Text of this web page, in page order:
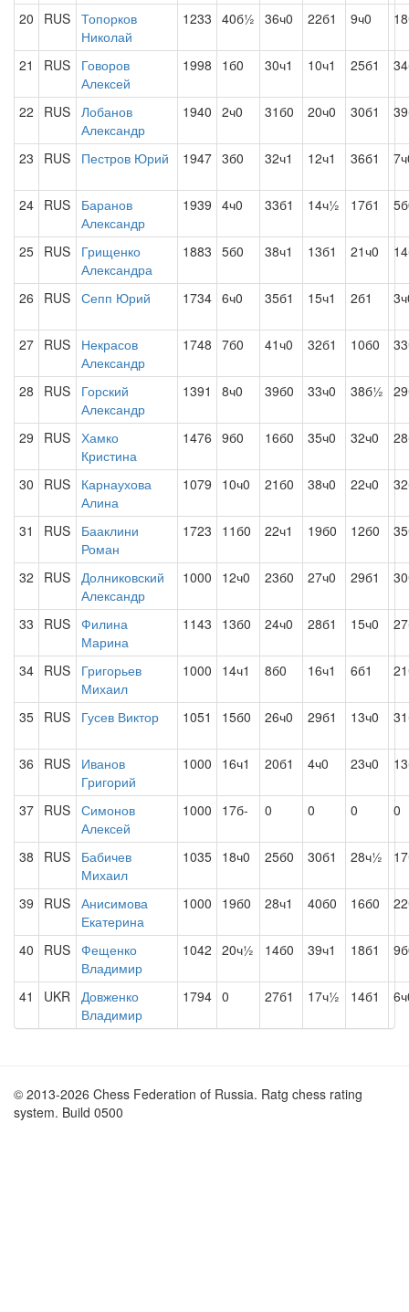
20 RUS Топорков
Николай
1233 40б½ 36ч0 22б1 9ч0
21 RUS
Говоров
Алексей
1998 1б0 30ч1 10ч1 25б1
22 RUS Лобанов
Александр
1940 2ч0 31б0 20ч0 30б1
23 RUS Пестров Юрий 1947 3б0 32ч1 12ч1 36б1
24 RUS
Баранов
Александр
1939 4ч0 33б1 14ч½ 17б1
25 RUS
Грищенко
Александра
1883 5б0 38ч1 13б1 21ч0
26 RUS Сепп Юрий 1734 6ч0 35б1 15ч1 2б1
27 RUS
Некрасов
Александр
1748 7б0 41ч0 32б1 10б0
28 RUS
Горский
Александр
1391 8ч0 39б0 33ч0 38б½
29 RUS Хамко
Кристина
1476 9б0 16б0 35ч0 32ч0
30 RUS
Карнаухова
Алина
1079 10ч0 21б0 38ч0 22ч0
31 RUS
Бааклини
Роман
1723 11б0 22ч1 19б0 12б0
32 RUS Долниковский
Александр
1000 12ч0 23б0 27ч0 29б1
33 RUS Филина
Марина
1143 13б0 24ч0 28б1 15ч0
34 RUS
Григорьев
Михаил
1000 14ч1 8б0 16ч1 6б1
35 RUS Гусев Виктор 1051 15б0 26ч0 29б1 13ч0
36 RUS
Иванов
Григорий
1000 16ч1 20б1 4ч0 23ч0
37 RUS Симонов
Алексей
1000 17б- 0 0 0 0
38 RUS
Бабичев
Михаил
1035 18ч0 25б0 30б1 28ч½
39 RUS Анисимова
Екатерина
1000 19б0 28ч1 40б0 16б0
40 RUS Фещенко
Владимир
1042 20ч½ 14б0 39ч1 18б1
41 UKR Довженко
Владимир
1794 0 27б1 17ч½ 14б1
© 2013-2026 Chess Federation of Russia. Ratg chess rating
system. Build 0500